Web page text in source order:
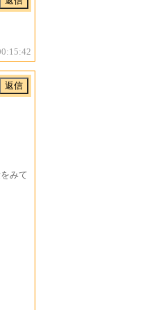
みて